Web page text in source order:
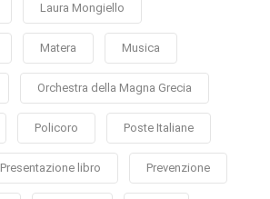
Laura Mongiello
Matera Musica
Orchestra della Magna Grecia
Policoro Poste Italiane
Presentazione libro Prevenzione